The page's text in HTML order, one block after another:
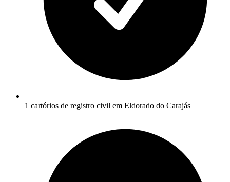
1 cartórios de registro civil em Eldorado do Carajás